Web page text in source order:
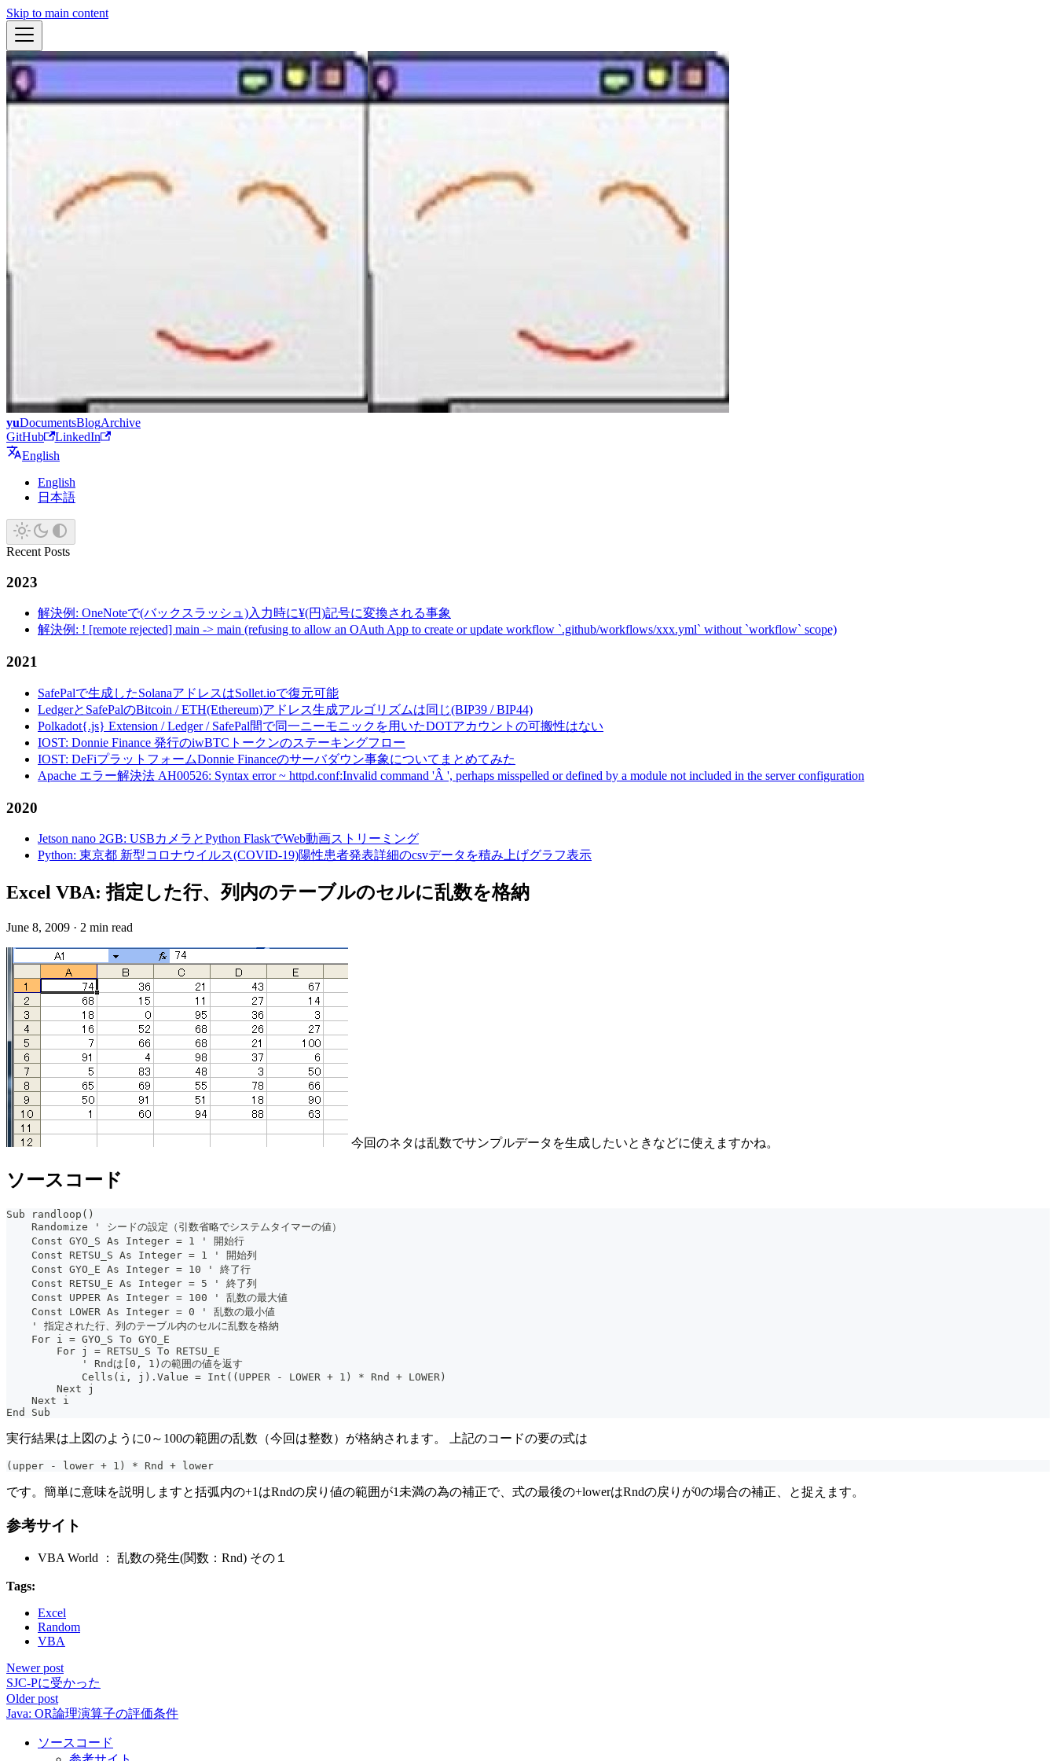
Skip to main content
yuDocumentsBlogArchive
GitHub
LinkedIn
English
English
日本語
Recent Posts
2023
解決例: OneNoteで(バックスラッシュ)入力時に¥(円)記号に変換される事象
解決例: ! [remote rejected] main -> main (refusing to allow an OAuth App to create or update workflow `.github/workflows/xxx.yml` without `workflow` scope)
2021
SafePalで生成したSolanaアドレスはSollet.ioで復元可能
LedgerとSafePalのBitcoin / ETH(Ethereum)アドレス生成アルゴリズムは同じ(BIP39 / BIP44)
Polkadot{.js} Extension / Ledger / SafePal間で同一ニーモニックを用いたDOTアカウントの可搬性はない
IOST: Donnie Finance 発行のiwBTCトークンのステーキングフロー
IOST: DeFiプラットフォームDonnie Financeのサーバダウン事象についてまとめてみた
Apache エラー解決法 AH00526: Syntax error ~ httpd.conf:Invalid command 'Â ', perhaps misspelled or defined by a module not included in the server configuration
2020
Jetson nano 2GB: USBカメラとPython FlaskでWeb動画ストリーミング
Python: 東京都 新型コロナウイルス(COVID-19)陽性患者発表詳細のcsvデータを積み上げグラフ表示
Excel VBA: 指定した行、列内のテーブルのセルに乱数を格納
June 8, 2009 · 2 min read
今回のネタは乱数でサンプルデータを生成したいときなどに使えますかね。
ソースコード
Sub randloop()
    Randomize ' シードの設定（引数省略でシステムタイマーの値）
    Const GYO_S As Integer = 1 ' 開始行
    Const RETSU_S As Integer = 1 ' 開始列
    Const GYO_E As Integer = 10 ' 終了行
    Const RETSU_E As Integer = 5 ' 終了列
    Const UPPER As Integer = 100 ' 乱数の最大値
    Const LOWER As Integer = 0 ' 乱数の最小値
    ' 指定された行、列のテーブル内のセルに乱数を格納
    For i = GYO_S To GYO_E
        For j = RETSU_S To RETSU_E
            ' Rndは[0, 1)の範囲の値を返す
            Cells(i, j).Value = Int((UPPER - LOWER + 1) * Rnd + LOWER)
        Next j
    Next i
End Sub
実行結果は上図のように0～100の範囲の乱数（今回は整数）が格納されます。 上記のコードの要の式は
(upper - lower + 1) * Rnd + lower
です。簡単に意味を説明しますと括弧内の+1はRndの戻り値の範囲が1未満の為の補正で、式の最後の+lowerはRndの戻りが0の場合の補正、と捉えます。
参考サイト
VBA World ： 乱数の発生(関数：Rnd) その１
Tags:
Excel
Random
VBA
Newer post
SJC-Pに受かった
Older post
Java: OR論理演算子の評価条件
ソースコード